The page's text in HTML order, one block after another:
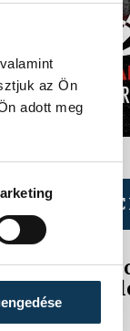
az Ön
adott meg
TOVÁBBI
furcsa
Év